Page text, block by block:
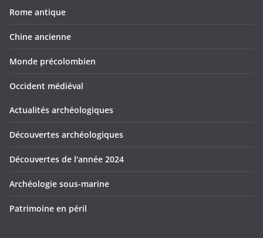
Rome antique
Chine ancienne
Monde précolombien
Occident médiéval
Actualités archéologiques
Découvertes archéologiques
Découvertes de l'année 2024
Archéologie sous-marine
Patrimoine en péril